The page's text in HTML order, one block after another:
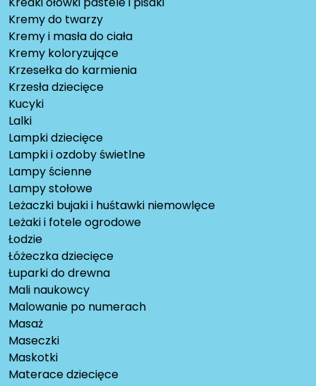
Kremy do twarzy
Kremy i masła do ciała
Kremy koloryzujące
Krzesełka do karmienia
Krzesła dziecięce
Kucyki
Lalki
Lampki dziecięce
Lampki i ozdoby świetlne
Lampy ścienne
Lampy stołowe
Leżaczki bujaki i huśtawki niemowlęce
Leżaki i fotele ogrodowe
Łodzie
Łóżeczka dziecięce
Łuparki do drewna
Mali naukowcy
Malowanie po numerach
Masaż
Maseczki
Maskotki
Materace dziecięce